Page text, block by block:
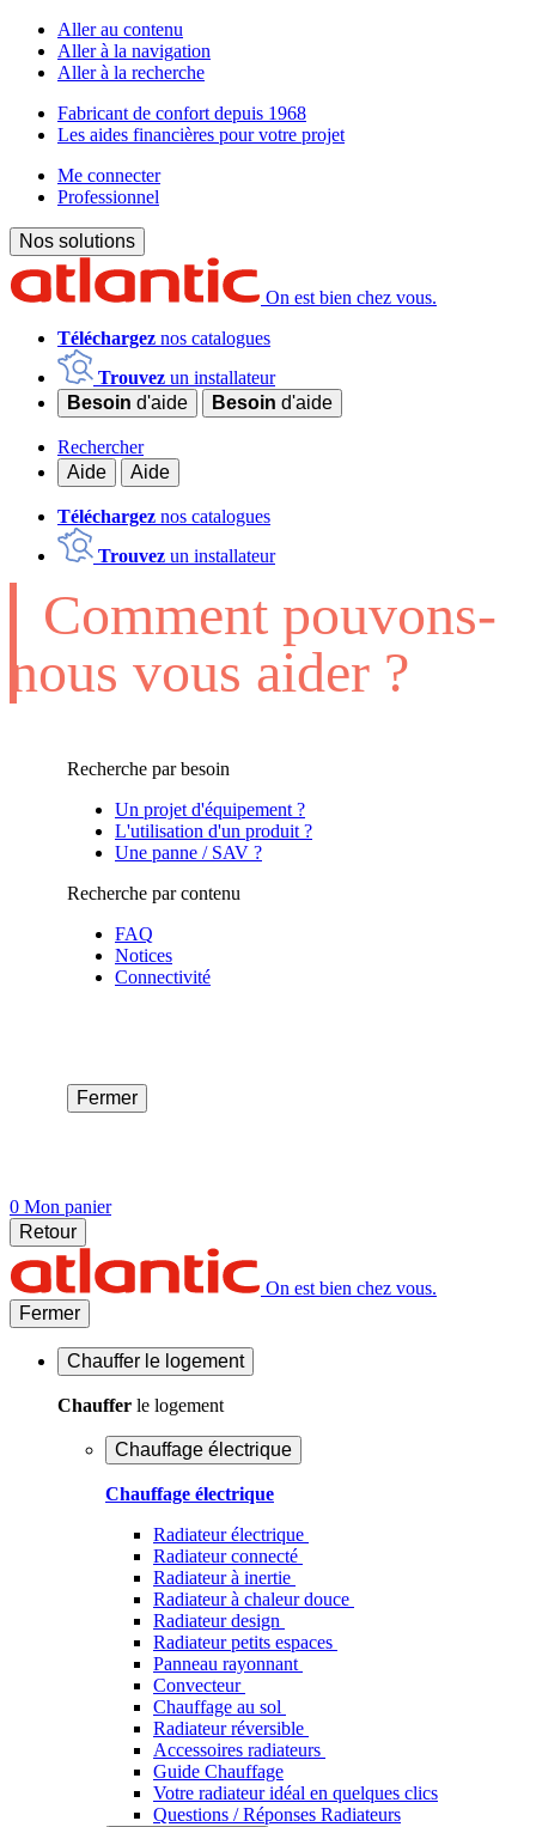
Aller au contenu
Aller à la navigation
Aller à la recherche
Fabricant de confort depuis 1968
Les aides financières pour votre projet
Me connecter
Professionnel
Nos solutions
On est bien chez vous.
Téléchargez nos catalogues
Trouvez un installateur
Besoin d'aide Besoin d'aide
Rechercher
Aide
Aide
Téléchargez nos catalogues
Trouvez un installateur
Comment pouvons-
nous vous aider ?
Recherche par besoin
Un projet d'équipement ?
L'utilisation d'un produit ?
Une panne / SAV ?
Recherche par contenu
FAQ
Notices
Connectivité
Fermer
0 Mon panier
Retour
On est bien chez vous.
Fermer
Chauffer le logement
Chauffer le logement
Chauffage électrique
Chauffage électrique
Radiateur électrique
Radiateur connecté
Radiateur à inertie
Radiateur à chaleur douce
Radiateur design
Radiateur petits espaces
Panneau rayonnant
Convecteur
Chauffage au sol
Radiateur réversible
Accessoires radiateurs
Guide Chauffage
Votre radiateur idéal en quelques clics
Questions / Réponses Radiateurs